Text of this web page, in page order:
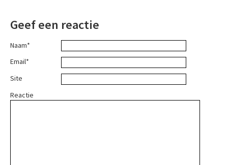
Geef een reactie
Naam*
Email*
Site
Reactie